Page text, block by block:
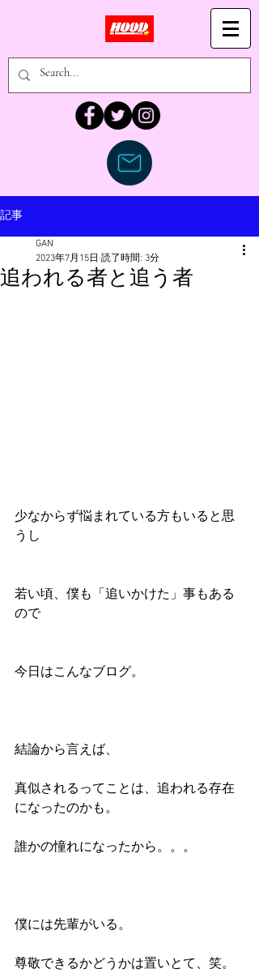
記事
追われる者と追う者
GAN
2023年7月15日 読了時間: 3分
少なからず悩まれている方もいると思
うし
若い頃、僕も「追いかけた」事もある
ので
今日はこんなブログ。
結論から言えば、
真似されるってことは、追われる存在
になったのかも。
誰かの憧れになったから。。。
僕には先輩がいる。
尊敬できるかどうかは置いとて、笑。